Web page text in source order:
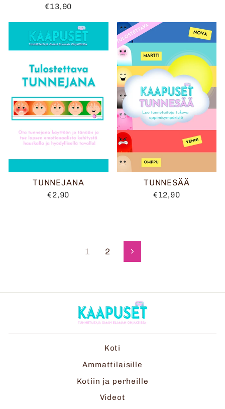
€13,90
TUNNEJANA
€2,90
TUNNESÄÄ
€12,90
1 2 Seuraava
Koti
Ammattilaisille
Kotiin ja perheille
Videot